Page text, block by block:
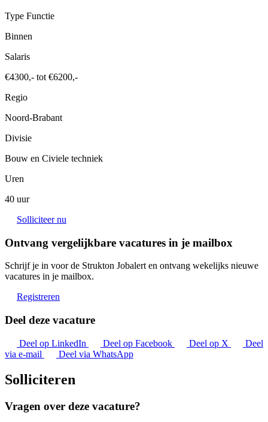
Type Functie
Binnen
Salaris
€4300,- tot €6200,-
Regio
Noord-Brabant
Divisie
Bouw en Civiele techniek
Uren
40 uur
Solliciteer nu
Ontvang vergelijkbare vacatures in je mailbox
Schrijf je in voor de Strukton Jobalert en ontvang wekelijks nieuwe
vacatures in je mailbox.
Registreren
Deel deze vacature
Deel op LinkedIn Deel op Facebook Deel op X
Deel
via e-mail
Deel via WhatsApp
Solliciteren
Vragen over deze vacature?